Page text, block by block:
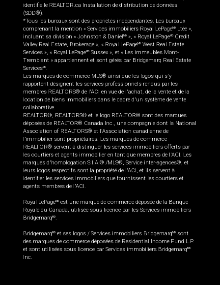
identifie le REALTOR.ca Installation de distribution de données
(SDD®).
*Tous les bureaux sont des propriétés indépendantes. Les bureaux
comprenant la mention « Services immobiliers Royal LePageMD
Ltée »,
incluant sa division « Johnston & Daniel MD », « Royal LePageMD
Credit
Valley Real Estate, Brokerage », « Royal LePageMD West Real Estate
Services », « Royal LePageMD Sussex », et « Les immeubles Mont-
Tremblant » appartiennent et sont gérés par Bridgemarq Real Estate
ServicesMD.
Les marques de commerce MLS® ainsi que les logos qui s'y
rapportent désignent les services professionnels rendus par les
membres REALTORS® de l'ACI en vue de l'achat, de la vente et de la
location de biens immobiliers dans le cadre d'un système de vente
collaborative.
REALTOR®, REALTORS® et le logo REALTOR® sont des marques
déposées de REALTOR® Canada Inc., une compagnie dont la National
Association of REALTORS® et l'Association canadienne de
l’immobilier sont propriétaires. Les marques de commerce
REALTOR® servent à distinguer les services immobiliers offerts par
les courtiers et agents immobilier en tant que membres de l'ACI. Les
marques d'homologation S.I.A.® /MLS®, Service inter-agences®, et
leurs logos respectifs sont la propriété de l'ACI, et ils servent à
identifier les services immobiliers que fournissent les courtiers et
agents membres de l'ACI.
Royal LePageMD est une marque de commerce déposée de la Banque
Royale du Canada, utilisée sous licence par les Services immobiliers
BridgemarqMD.
BridgemarqMD et ses logos / Services immobiliers BridgemarqMD
sont
des marques de commerce déposées de Residential Income Fund L.P.
et sont utilisées sous licence par Services immobiliers BridgemarqMD
Inc.